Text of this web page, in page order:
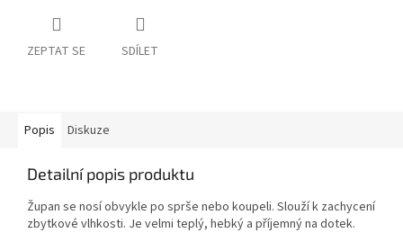
ZEPTAT SE SDÍLET
Popis Diskuze
Detailní popis produktu
Župan se nosí obvykle po sprše nebo koupeli. Slouží k zachycení
zbytkové vlhkosti. Je velmi teplý, hebký a příjemný na dotek.